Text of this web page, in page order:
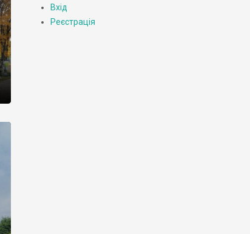
Вхід
Реєстрація